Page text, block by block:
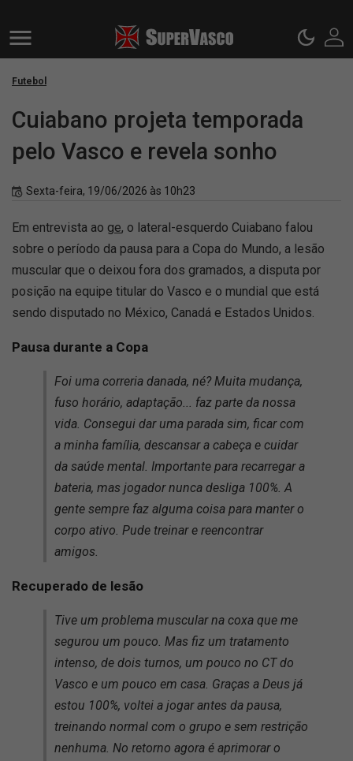
Futebol
Cuiabano projeta temporada
pelo Vasco e revela sonho
Sexta-feira, 19/06/2026 às 10h23
Em entrevista ao ge, o lateral-esquerdo Cuiabano falou
sobre o período da pausa para a Copa do Mundo, a lesão
muscular que o deixou fora dos gramados, a disputa por
posição na equipe titular do Vasco e o mundial que está
sendo disputado no México, Canadá e Estados Unidos.
Pausa durante a Copa
Foi uma correria danada, né? Muita mudança,
fuso horário, adaptação... faz parte da nossa
vida. Consegui dar uma parada sim, ficar com
a minha família, descansar a cabeça e cuidar
da saúde mental. Importante para recarregar a
bateria, mas jogador nunca desliga 100%. A
gente sempre faz alguma coisa para manter o
corpo ativo. Pude treinar e reencontrar
amigos.
Recuperado de lesão
Tive um problema muscular na coxa que me
segurou um pouco. Mas fiz um tratamento
intenso, de dois turnos, um pouco no CT do
Vasco e um pouco em casa. Graças a Deus já
estou 100%, voltei a jogar antes da pausa,
treinando normal com o grupo e sem restrição
nenhuma. No retorno agora é aprimorar o